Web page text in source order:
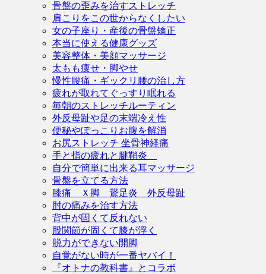
骨盤の歪みを治すストレッチ
肩こりをこの世からなくしたい
女の子座り・産後の骨盤矯正
本当に使える健康グッズ
美容整体・美顔マッサージ
太もも痩せ・脚やせ
慢性腰痛・ギックリ腰の治し方
疲れが取れてぐっすり眠れる
毎朝のストレッチルーティン
外反母趾や足の末端冷え性
便秘やぽっこりお腹を解消
お尻ストレッチ 坐骨神経痛
手と指の疲れと腱鞘炎
自分で簡単に出来る耳マッサージ
骨盤を立てる方法
膝痛 Ｘ脚 鵞足炎 外反母趾
肘の痛みを治す方法
背中が固くて反れない
股関節が固くて膝が浮く
脱力ができない開脚
自覚がない時が一番ヤバイ！
『オトナの教科書』とコラボ